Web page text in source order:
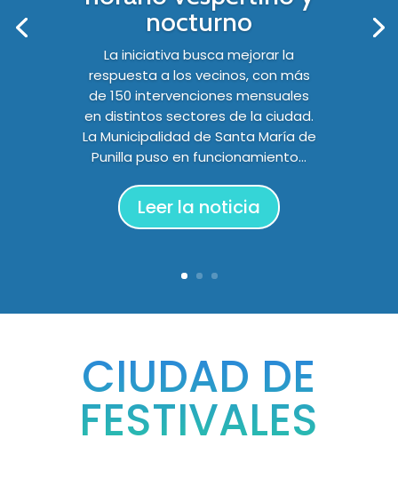
nocturno
La iniciativa busca mejorar la
respuesta a los vecinos, con más
de 150 intervenciones mensuales
en distintos sectores de la ciudad.
La Municipalidad de Santa María de
Punilla puso en funcionamiento...
Leer la noticia
CIUDAD DE
FESTIVALES